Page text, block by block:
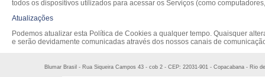
todos os dispositivos utilizados para acessar os Serviços (como
Atualizações
Podemos atualizar esta Política de Cookies a qualquer tempo. Quaisquer
e serão devidamente comunicadas através dos nossos canais de
Blumar Brasil - Rua Siqueira Campos 43 - cob 2 - CEP: 22031-901 - Copacabana - Rio